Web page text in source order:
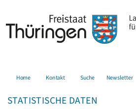
Home Kontakt Suche Newsletter
STATISTISCHE DATEN